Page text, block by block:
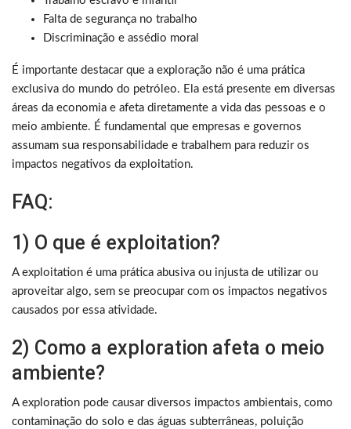
Falta de segurança no trabalho
Discriminação e assédio moral
É importante destacar que a exploração não é uma prática
exclusiva do mundo do petróleo. Ela está presente em diversas
áreas da economia e afeta diretamente a vida das pessoas e o
meio ambiente. É fundamental que empresas e governos
assumam sua responsabilidade e trabalhem para reduzir os
impactos negativos da exploitation.
FAQ:
1) O que é exploitation?
A exploitation é uma prática abusiva ou injusta de utilizar ou
aproveitar algo, sem se preocupar com os impactos negativos
causados por essa atividade.
2) Como a exploration afeta o meio
ambiente?
A exploration pode causar diversos impactos ambientais, como
contaminação do solo e das águas subterrâneas, poluição